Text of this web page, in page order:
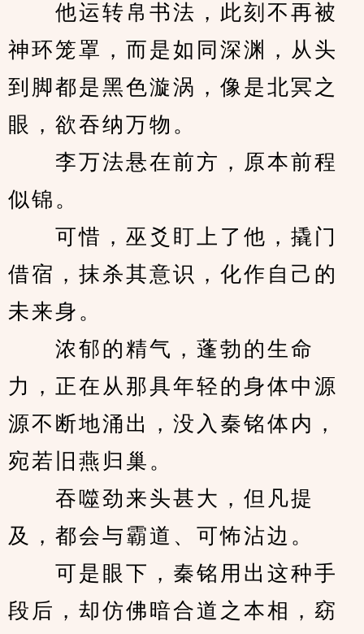
他运转帛书法，此刻不再被
神环笼罩，而是如同深渊，从头
到脚都是黑色漩涡，像是北冥之
眼，欲吞纳万物。
李万法悬在前方，原本前程
似锦。
可惜，巫爻盯上了他，撬门
借宿，抹杀其意识，化作自己的
未来身。
浓郁的精气，蓬勃的生命
力，正在从那具年轻的身体中源
源不断地涌出，没入秦铭体内，
宛若旧燕归巢。
吞噬劲来头甚大，但凡提
及，都会与霸道、可怖沾边。
可是眼下，秦铭用出这种手
段后，却仿佛暗合道之本相，窈